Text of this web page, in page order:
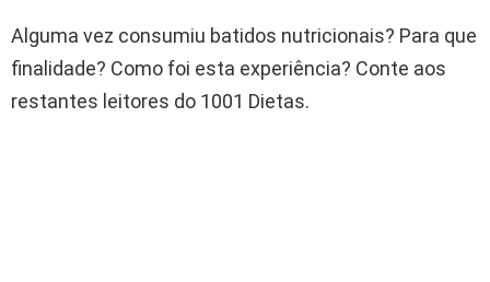
Alguma vez consumiu batidos nutricionais? Para que
finalidade? Como foi esta experiência? Conte aos
restantes leitores do 1001 Dietas.